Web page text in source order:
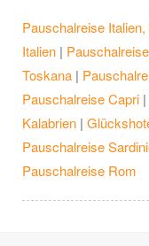
Pauschalreise
Italien |
Toskana |
Pauschalreise Capri |
Kalabrien |
Pauschalreise
Pauschalreise Rom